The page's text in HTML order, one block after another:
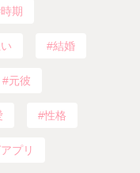
時期
結婚
元彼
性格
プリ